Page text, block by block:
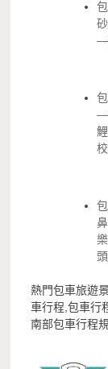
—
—
熱門包車旅遊
車行程,包車行
南部包車行程